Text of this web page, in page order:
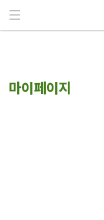
마이페이지